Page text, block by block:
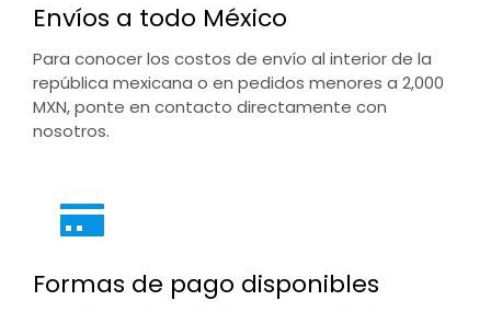
Envíos a todo México
Para conocer los costos de envío al interior de la
república mexicana o en pedidos menores a 2,000
MXN, ponte en contacto directamente con
nosotros.
Formas de pago disponibles